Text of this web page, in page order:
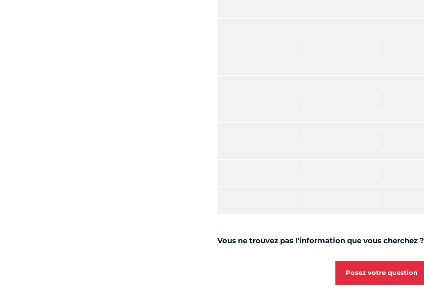
Vous ne trouvez pas l'information que vous cherchez ?
Posez votre question